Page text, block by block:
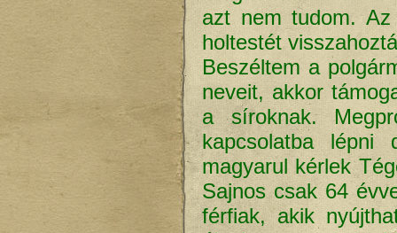
azt nem tudom.
holtestét
Beszéltem a
neveit, akkor
a síroknak.
kapcsolatba
magyarul kérlek
Sajnos csak 64
férfiak, akik